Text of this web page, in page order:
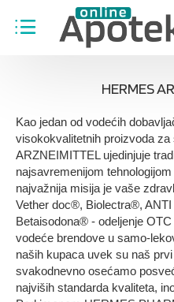
HERMES
Kao jedan od vodećih
visokokvalitetnih proizvoda
ARZNEIMITTEL ujedinjuje
najsavremenijom
najvažnija misija je vaše
Vether doc®, Biolectra®,
Betaisodona® - odeljenje
vodeće brendove u samo-
naših kupaca uvek su naš
svakodnevno osećamo
najviših standarda kvaliteta,